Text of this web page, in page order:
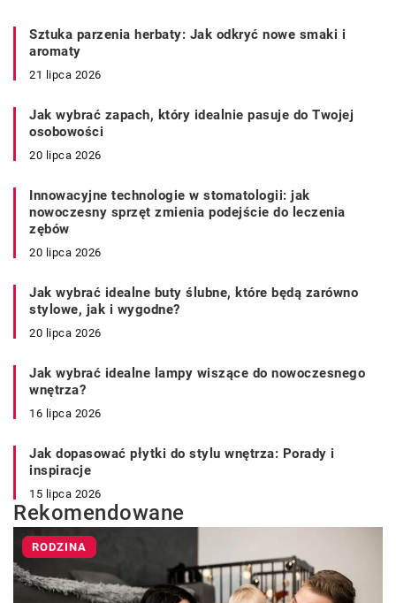
Sztuka parzenia herbaty: Jak odkryć nowe smaki i
aromaty
21 lipca 2026
Jak wybrać zapach, który idealnie pasuje do Twojej
osobowości
20 lipca 2026
Innowacyjne technologie w stomatologii: jak
nowoczesny sprzęt zmienia podejście do leczenia
zębów
20 lipca 2026
Jak wybrać idealne buty ślubne, które będą zarówno
stylowe, jak i wygodne?
20 lipca 2026
Jak wybrać idealne lampy wiszące do nowoczesnego
wnętrza?
16 lipca 2026
Jak dopasować płytki do stylu wnętrza: Porady i
inspiracje
15 lipca 2026
Rekomendowane
RODZINA